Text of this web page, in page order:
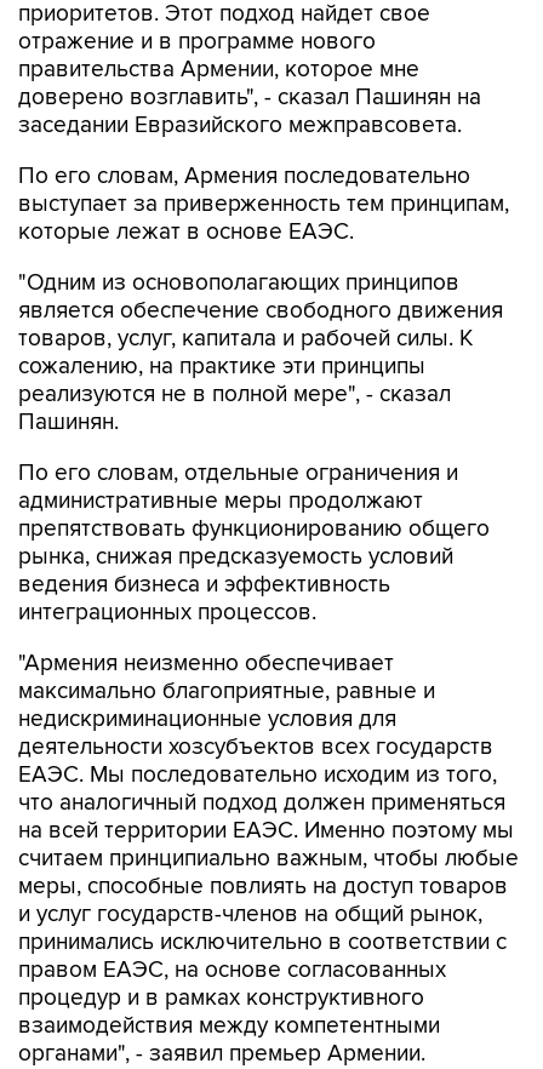
приоритетов. Этот подход найдет свое
отражение и в программе нового
правительства Армении, которое мне
доверено возглавить", - сказал Пашинян на
заседании Евразийского межправсовета.
По его словам, Армения последовательно
выступает за приверженность тем принципам,
которые лежат в основе ЕАЭС.
"Одним из основополагающих принципов
является обеспечение свободного движения
товаров, услуг, капитала и рабочей силы. К
сожалению, на практике эти принципы
реализуются не в полной мере", - сказал
Пашинян.
По его словам, отдельные ограничения и
административные меры продолжают
препятствовать функционированию общего
рынка, снижая предсказуемость условий
ведения бизнеса и эффективность
интеграционных процессов.
"Армения неизменно обеспечивает
максимально благоприятные, равные и
недискриминационные условия для
деятельности хозсубъектов всех государств
ЕАЭС. Мы последовательно исходим из того,
что аналогичный подход должен применяться
на всей территории ЕАЭС. Именно поэтому мы
считаем принципиально важным, чтобы любые
меры, способные повлиять на доступ товаров
и услуг государств-членов на общий рынок,
принимались исключительно в соответствии с
правом ЕАЭС, на основе согласованных
процедур и в рамках конструктивного
взаимодействия между компетентными
органами", - заявил премьер Армении.